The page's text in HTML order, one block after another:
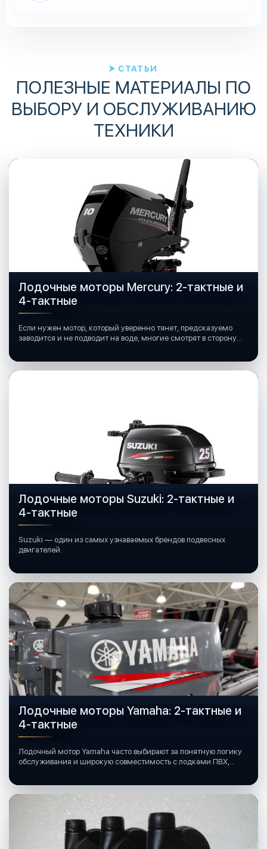
СТАТЬИ
ПОЛЕЗНЫЕ МАТЕРИАЛЫ ПО
ВЫБОРУ И ОБСЛУЖИВАНИЮ
ТЕХНИКИ
Лодочные моторы Mercury: 2-тактные и
4-тактные
Если нужен мотор, который уверенно тянет, предсказуемо
заводится и не подводит на воде, многие смотрят в сторону
Лодочные моторы Suzuki: 2-тактные и
4-тактные
Suzuki — один из самых узнаваемых брендов подвесных
двигателей.
Лодочные моторы Yamaha: 2-тактные и
4-тактные
Лодочный мотор Yamaha часто выбирают за понятную логику
обслуживания и широкую совместимость с лодками ПВХ,